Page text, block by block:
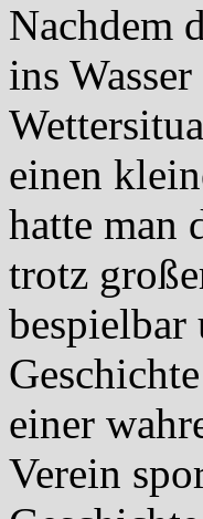
Nachdem
ins
einen
hatte man
trotz
bespielbar
einer
Verein